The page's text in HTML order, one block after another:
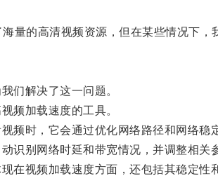
的高清视频资源，但在某些情况下，
解决了这一问题。
加载速度的工具。
时，它会通过优化网络路径和网络稳
别网络时延和带宽情况，并调整相关
视频加载速度方面，还包括其稳定性